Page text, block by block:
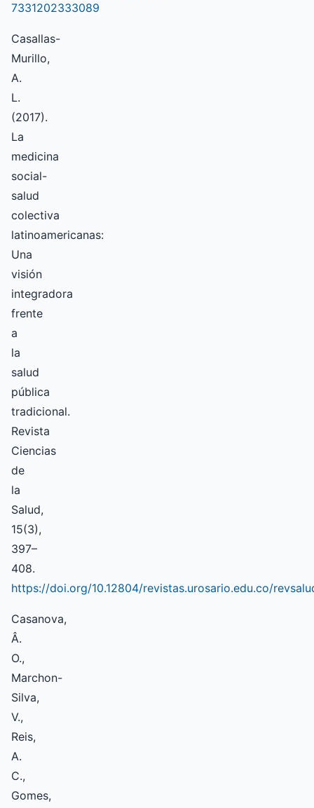
7331202333089
Casallas-
Murillo,
A.
L.
(2017).
La
medicina
social-
salud
colectiva
latinoamericanas:
Una
visión
integradora
frente
a
la
salud
pública
tradicional.
Revista
Ciencias
de
la
Salud,
15(3),
397–
408.
https://doi.org/10.12804/revistas.urosario.edu.co/
Casanova,
Â.
O.,
Marchon-
Silva,
V.,
Reis,
A.
C.,
Gomes,